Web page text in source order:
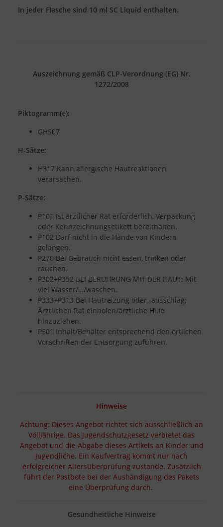
In jeder Flasche sind 10 ml SC Liquid enthalten.
Auszeichnung gemäß CLP-Verordnung (EG) Nr.
1272/2008
Piktogramm(e):
GHS07
H-Sätze:
H317 Kann allergische Hautreaktionen
verursachen.
P-Sätze:
P101 Ist ärztlicher Rat erforderlich, Verpackung
oder Kennzeichnungsetikett bereithalten.
P102 Darf nicht in die Hände von Kindern
gelangen.
P270 Bei Gebrauch nicht essen, trinken oder
rauchen.
P302+P352 BEI BERÜHRUNG MIT DER HAUT: Mit
viel Wasser/…/waschen.
P333+P313 Bei Hautreizung oder -ausschlag:
Ärztlichen Rat einholen/ärztliche Hilfe
hinzuziehen.
P501 Inhalt/Behälter entsprechend den örtlichen
Vorschriften der Entsorgung zuführen.
Hinweise
Achtung: Dieses Angebot richtet sich ausschließlich an
Volljährige. Das Jugendschutzgesetz verbietet das
Angebot und die Abgabe dieses Artikels an Kinder und
Jugendliche. Ein Kaufvertrag kommt nur nach
erfolgreicher Altersüberprüfung zustande. Zusätzlich
führt der Postbote bei der Aushändigung des Pakets
eine Überprüfung durch.
Gesundheitliche Hinweise